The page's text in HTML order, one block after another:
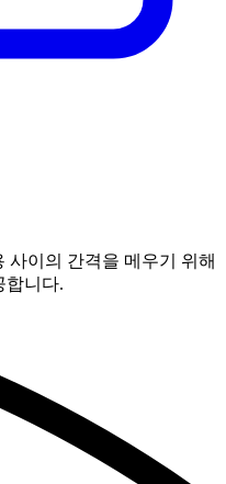
사이의 간격을 메우기 위해
합니다.